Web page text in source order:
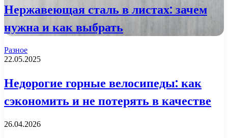
Нержавеющая сталь в листах: зачем
нужна и как выбрать
Разное
22.05.2025
Недорогие горные велосипеды: как
сэкономить и не потерять в качестве
26.04.2026